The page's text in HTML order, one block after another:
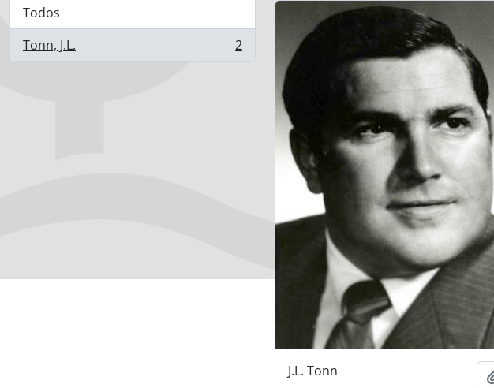
Todos
Tonn, J.L.
, 2 resultados 2
J.L. Tonn